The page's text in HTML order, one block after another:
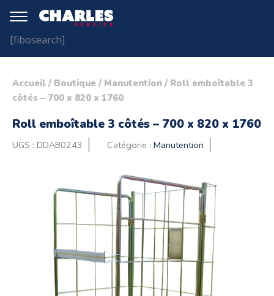
[fibosearch]
Accueil / Boutique / Manutention / Roll emboîtable 3
côtés – 700 x 820 x 1760
Roll emboîtable 3 côtés – 700 x 820 x 1760
UGS : DDAB0243 Catégorie :Manutention